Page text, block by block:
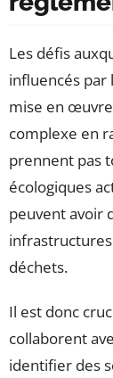
Les défis
influencés par
mise en
complexe en
prennent pas
écologiques
peuvent avoir
déchets.
Il est donc
collaborent
identifier des